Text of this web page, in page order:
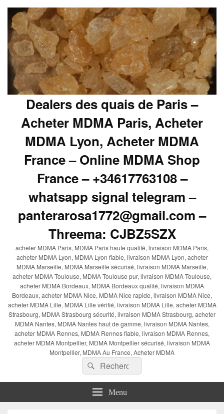
Dealers des quais de Paris –
Acheter MDMA Paris, Acheter
MDMA Lyon, Acheter MDMA
France – Online MDMA Shop
France – +34617763108 –
whatsapp signal telegram –
panterarosa1772@gmail.com –
Threema: CJBZ5SZX
acheter MDMA Paris, MDMA Paris haute qualité, livraison MDMA Paris,
acheter MDMA Lyon, MDMA Lyon fiable, livraison MDMA Lyon, acheter
MDMA Marseille, MDMA Marseille sécurisé, livraison MDMA Marseille,
acheter MDMA Toulouse, MDMA Toulouse pur, livraison MDMA Toulouse,
acheter MDMA Bordeaux, MDMA Bordeaux qualité, livraison MDMA
Bordeaux, acheter MDMA Nice, MDMA Nice rapide, livraison MDMA Nice,
acheter MDMA Lille, MDMA Lille vérifié, livraison MDMA Lille, acheter MDMA
Strasbourg, MDMA Strasbourg sécurité, livraison MDMA Strasbourg, acheter
MDMA Nantes, MDMA Nantes haut de gamme, livraison MDMA Nantes,
acheter MDMA Rennes, MDMA Rennes fiable, livraison MDMA Rennes,
acheter MDMA Montpellier, MDMA Montpellier sécurisé, livraison MDMA
Montpellier, MDMA Au France, Acheter MDMA
Recherche :
Rechercher
Menu